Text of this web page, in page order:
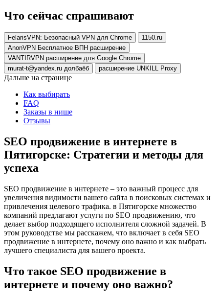
Что сейчас спрашивают
FelarisVPN: Безопасный VPN для Chrome
1150.ru
AnonVPN Бесплатное ВПН расширение
VANTIRVPN расширение для Google Chrome
murat-t@yandex.ru долбаёб
расширение UNKILL Proxy
Дальше на странице
Как выбирать
FAQ
Заказы в нише
Отзывы
SEO продвижение в интернете в
Пятигорске: Стратегии и методы для
успеха
SEO продвижение в интернете – это важный процесс для
увеличения видимости вашего сайта в поисковых системах и
привлечения целевого трафика. в Пятигорске множество
компаний предлагают услуги по SEO продвижению, что
делает выбор подходящего исполнителя сложной задачей. В
этом руководстве мы расскажем, что включает в себя SEO
продвижение в интернете, почему оно важно и как выбрать
лучшего специалиста для вашего проекта.
Что такое SEO продвижение в
интернете и почему оно важно?